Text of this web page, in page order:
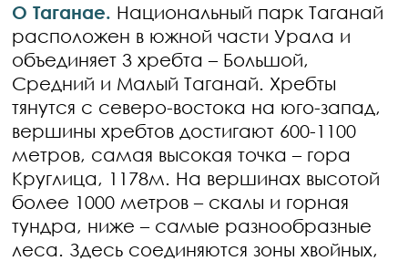
О Таганае. Национальный парк Таганай
расположен в южной части Урала и
объединяет 3 хребта – Большой,
Средний и Малый Таганай. Хребты
тянутся с северо-востока на юго-запад,
вершины хребтов достигают 600-1100
метров, самая высокая точка – гора
Круглица, 1178м. На вершинах высотой
более 1000 метров – скалы и горная
тундра, ниже – самые разнообразные
леса. Здесь соединяются зоны хвойных,